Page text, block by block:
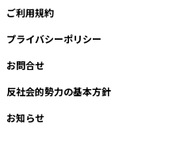
ご利用規約
プライバシーポリシー
お問合せ
反社会的勢力の基本方針
お知らせ